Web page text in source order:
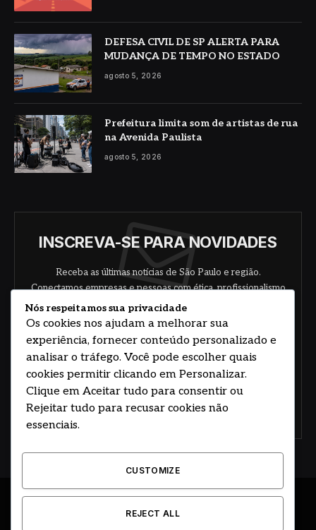
DEFESA CIVIL DE SP ALERTA PARA
MUDANÇA DE TEMPO NO ESTADO
agosto 5, 2026
Prefeitura limita som de artistas de rua
na Avenida Paulista
agosto 5, 2026
INSCREVA-SE PARA NOVIDADES
Receba as últimas notícias de São Paulo e região.
Conectamos empresas e pessoas com ética, profissionalismo
e responsabilidade.
Concorde com nossos termos e acordo de
© 2026 DESENVOLVIDO POR HOSTING PRIME BRASIL
Nós respeitamos sua privacidade
Os cookies nos ajudam a melhorar sua
experiência, fornecer conteúdo personalizado e
analisar o tráfego. Você pode escolher quais
cookies permitir clicando em Personalizar.
Clique em Aceitar tudo para consentir ou
Rejeitar tudo para recusar cookies não
essenciais.
CUSTOMIZE
REJECT ALL